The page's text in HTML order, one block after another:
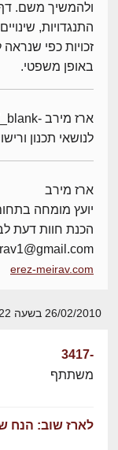
ולהמשיך משם.
התנגדויות,
זכויות כפי
באופן משפטי.
לנושאי תכנון
ארז מירב
יועץ מומחה
הכנת חוות דעת
erez-meirav.com
26/02/2010 בשעה 17:22
-3417
משתתף
לארז שוב: הנח